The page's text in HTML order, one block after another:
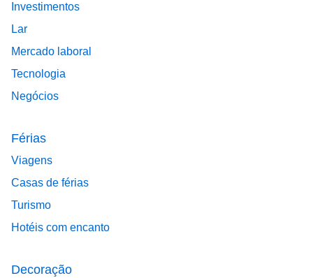
Investimentos
Lar
Mercado laboral
Tecnologia
Negócios
Férias
Viagens
Casas de férias
Turismo
Hotéis com encanto
Decoração